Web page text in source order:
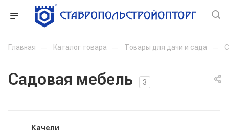
Главная — Каталог товара — Товары для дачи и сада —
Садовая мебель 3
Качели